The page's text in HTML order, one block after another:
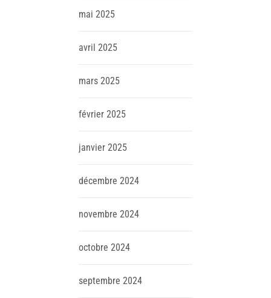
mai 2025
avril 2025
mars 2025
février 2025
janvier 2025
décembre 2024
novembre 2024
octobre 2024
septembre 2024